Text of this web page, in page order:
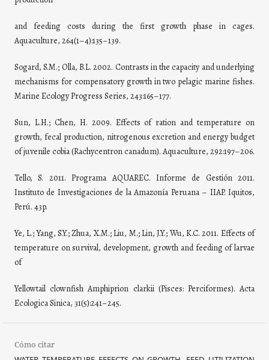
and feeding costs during the first growth phase in cages.
Aquaculture, 264(1–4):135–139.
Sogard, S.M.; Olla, B.L. 2002. Contrasts in the capacity and underlying
mechanisms for compensatory growth in two pelagic marine fishes.
Marine Ecology Progress Series, 243:165–177.
Sun, L.H.; Chen, H. 2009. Effects of ration and temperature on
growth, fecal production, nitrogenous excretion and energy budget
of juvenile cobia (Rachycentron canadum). Aquaculture, 292:197–206.
Tello, S. 2011. Programa AQUAREC. Informe de Gestión 2011.
Instituto de Investigaciones de la Amazonía Peruana – IIAP. Iquitos,
Perú. 43p.
Ye, L.; Yang, S.Y.; Zhua, X.M.; Liu, M.; Lin, J.Y.; Wu, K.C. 2011. Effects of
temperature on survival, development, growth and feeding of larvae
of
Yellowtail clownfish Amphiprion clarkii (Pisces: Perciformes). Acta
Ecologica Sinica, 31(5):241–245.
Cómo citar